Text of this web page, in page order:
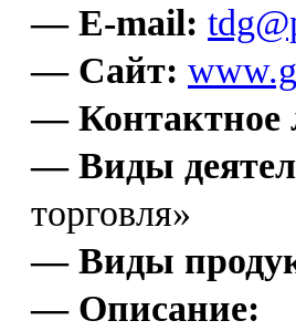
— E-mail:
— Сайт:
— Контактное
— Виды
торговля»
— Виды
— Описание: